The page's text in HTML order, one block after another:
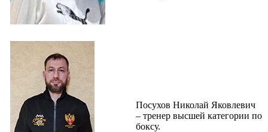
Посухов Николай Яковлевич
– тренер высшей категории по
боксу.